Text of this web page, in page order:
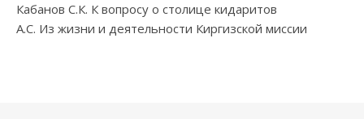
Кабанов С.К. К вопросу о столице кидаритов
А.С. Из жизни и деятельности Киргизской миссии